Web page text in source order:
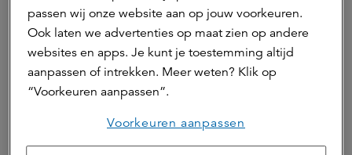
Deel dit artikel
passen wij onze website aan op jouw voorkeuren.
Ook laten we advertenties op maat zien op andere
websites en apps. Je kunt je toestemming altijd
aanpassen of intrekken. Meer weten? Klik op
“Voorkeuren aanpassen”.
Voorkeuren aanpassen